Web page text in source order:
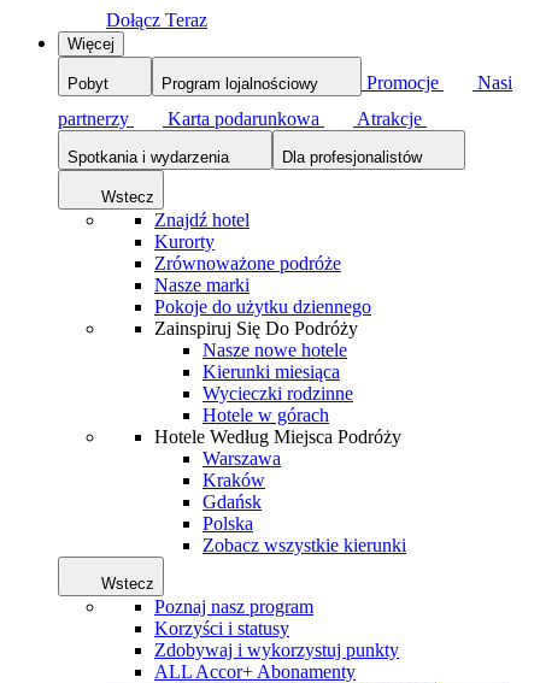
Dołącz Teraz
Więcej
Pobyt Program lojalnościowy Promocje
Nasi
partnerzy
Karta podarunkowa Atrakcje
Spotkania i wydarzenia Dla profesjonalistów
Wstecz
Znajdź hotel
Kurorty
Zrównoważone podróże
Nasze marki
Pokoje do użytku dziennego
Zainspiruj Się Do Podróży
Nasze nowe hotele
Kierunki miesiąca
Wycieczki rodzinne
Hotele w górach
Hotele Według Miejsca Podróży
Warszawa
Kraków
Gdańsk
Polska
Zobacz wszystkie kierunki
Wstecz
Poznaj nasz program
Korzyści i statusy
Zdobywaj i wykorzystuj punkty
ALL Accor+ Abonamenty